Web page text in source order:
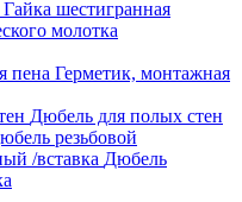
Гайка шестигранная
молотка
Герметик, монтажная
Дюбель для полых стен
резьбовой
Дюбель